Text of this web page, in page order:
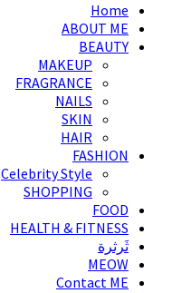
Home
ABOUT ME
BEAUTY
MAKEUP
FRAGRANCE
NAILS
SKIN
HAIR
FASHION
Celebrity Style
SHOPPING
FOOD
HEALTH & FITNESS
ثَرثرة
MEOW
Contact ME